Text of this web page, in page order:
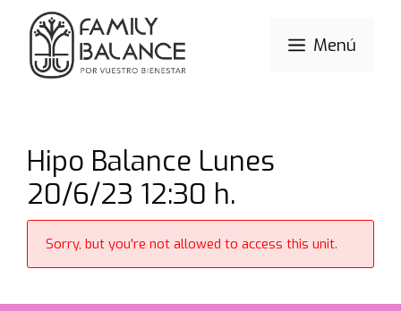
Saltar
contenido
Menú
Hipo Balance Lunes
20/6/23 12:30 h.
Sorry, but you're not allowed to access this unit.